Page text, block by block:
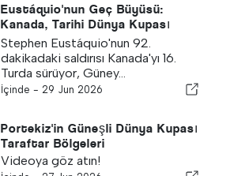
Eustáquio'nun Geç Büyüsü:
Kanada, Tarihi Dünya Kupası
Nakavt Koşusunu Başlatmak için
Güney Afrika'yı Destekliyor
Stephen Eustáquio'nun 92.
dakikadaki saldırısı Kanada'yı 16.
Turda sürüyor, Güney...
İçinde - 29 Jun 2026
Portekiz'in Güneşli Dünya Kupası
Taraftar Bölgeleri
Videoya göz atın!